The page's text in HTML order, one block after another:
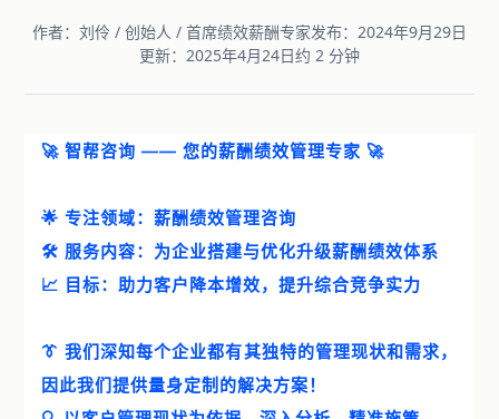
案例中心
智帮智库
关于我们
联系我们
作者：刘伶 / 创始人 / 首席绩效薪酬专家发布：2024年9月29日
更新：2025年4月24日约 2 分钟
🚀 智帮咨询 —— 您的薪酬绩效管理专家 🚀
🌟 专注领域：薪酬绩效管理咨询
🛠️ 服务内容：为企业搭建与优化升级薪酬绩效体系
📈 目标：助力客户降本增效，提升综合竞争实力
👔 我们深知每个企业都有其独特的管理现状和需求，
因此我们提供量身定制的解决方案！